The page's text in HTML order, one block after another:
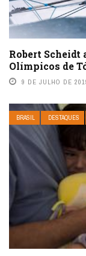
Robert Scheidt
Olímpicos de
9 DE JULHO DE
BRASIL DESTAQUES